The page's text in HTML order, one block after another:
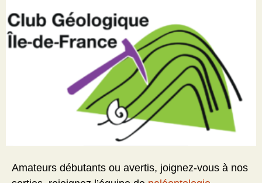
Amateurs débutants ou avertis, joignez-vous à nos